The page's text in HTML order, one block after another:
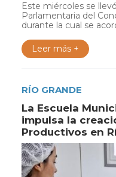
Este miércoles se
Parlamentaria del
durante la cual se
Leer más +
RÍO GRANDE
La Escuela
impulsa la
Productivos en